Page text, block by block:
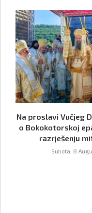
Na proslavi Vučjeg
o Bokokotorskoj
razrješenju
Subota, 8